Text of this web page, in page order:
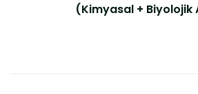
(Kimyasal + Biyolojik